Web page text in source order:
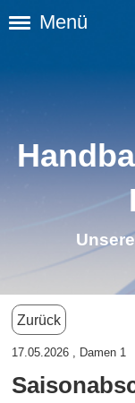
Menü
Zurück
17.05.2026 , Damen 1